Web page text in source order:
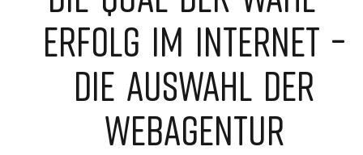
ERFOLG IM INTERNET –
DIE AUSWAHL DER
WEBAGENTUR